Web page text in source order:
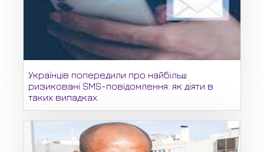
Українців попередили про найбільш
ризиковані SMS-повідомлення: як діяти в
таких випадках.